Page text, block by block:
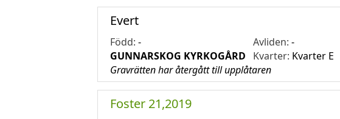
Evert
Född: - Avliden:-
GUNNARSKOG KYRKOGÅRD
Kvarter: Kvarter E
Gravrätten har återgått till upplåtaren
Foster 21,2019